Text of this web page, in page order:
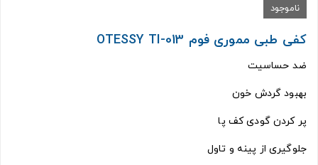
ناموجود
کفی طبی مموری فوم OTESSY TI-013
ضد حساسیت
بهبود گردش خون
پر کردن گودی کف پا
جلوگیری از پینه و تاول